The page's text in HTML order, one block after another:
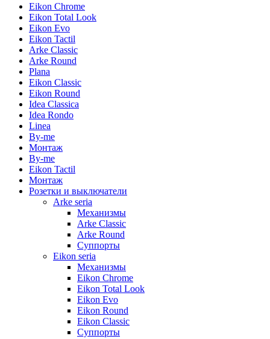
Eikon Chrome
Eikon Total Look
Eikon Evo
Eikon Tactil
Arke Classic
Arke Round
Plana
Eikon Classic
Eikon Round
Idea Classica
Idea Rondo
Linea
By-me
Монтаж
By-me
Eikon Tactil
Монтаж
Розетки и выключатели
Arke seria
Механизмы
Arke Classic
Arke Round
Суппорты
Eikon seria
Механизмы
Eikon Chrome
Eikon Total Look
Eikon Evo
Eikon Round
Eikon Classic
Суппорты